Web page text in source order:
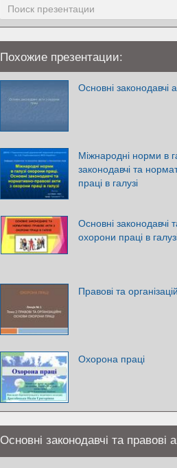
Похожие презентации:
Основні законодавчі
Міжнародні норми в
законодавчі та
праці в галузі
Основні законодавчі
охорони праці в
Правові та
Охорона праці
Основні законодавчі та правові